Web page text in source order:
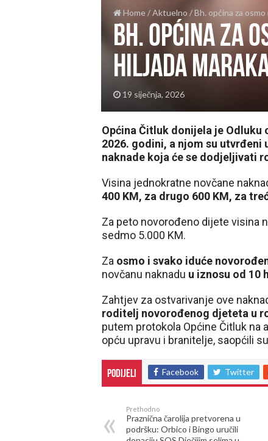
Home/Aktuelno /Bh. općina za
Bh. općina za
hiljada
19 siječnja, 2026
Općina Čitluk donijela je
2026. godini, a njom su
naknade koja će se dodjeljivati
Visina jednokratne novčane
400 KM, za drugo 600 KM, za
Za peto novorođeno dijete visina
sedmo 5.000 KM.
Za osmo i svako iduće
novčanu naknadu u iznosu od 10
Zahtjev za ostvarivanje ove
roditelj novorođenog djeteta u
putem protokola Općine Čitluk na
opću upravu i branitelje, saopćili
Podijeli Facebook Twitter
Prethodno
Praznična čarolija pretvorena u
podršku: Orbico i Bingo uručili